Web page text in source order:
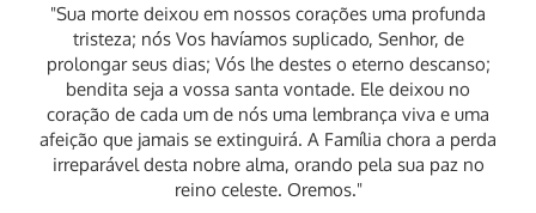
"Sua morte deixou em nossos corações uma profunda
tristeza; nós Vos havíamos suplicado, Senhor, de
prolongar seus dias; Vós lhe destes o eterno descanso;
bendita seja a vossa santa vontade. Ele deixou no
coração de cada um de nós uma lembrança viva e uma
afeição que jamais se extinguirá. A Família chora a perda
irreparável desta nobre alma, orando pela sua paz no
reino celeste. Oremos."